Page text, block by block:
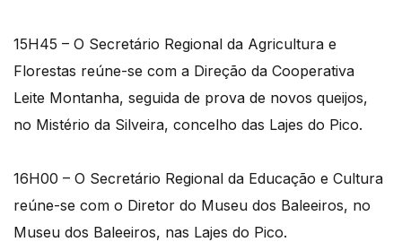
15H45 – O Secretário Regional da Agricultura e
Florestas reúne-se com a Direção da Cooperativa
Leite Montanha, seguida de prova de novos queijos,
no Mistério da Silveira, concelho das Lajes do Pico.
16H00 – O Secretário Regional da Educação e Cultura
reúne-se com o Diretor do Museu dos Baleeiros, no
Museu dos Baleeiros, nas Lajes do Pico.